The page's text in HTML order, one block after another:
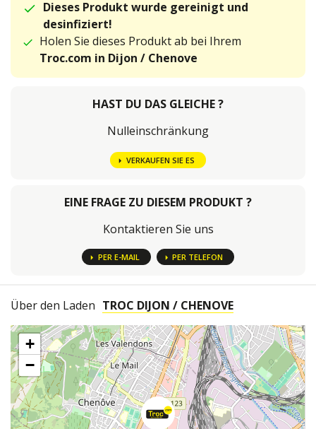
Dieses Produkt wurde gereinigt und
desinfiziert!
Holen Sie dieses Produkt ab bei Ihrem
Troc.com in Dijon / Chenove
HAST DU DAS GLEICHE ?
Nulleinschränkung
VERKAUFEN SIE ES
EINE FRAGE ZU DIESEM PRODUKT ?
Kontaktieren Sie uns
PER E-MAIL PER TELEFON
Über den Laden TROC DIJON / CHENOVE
+
−